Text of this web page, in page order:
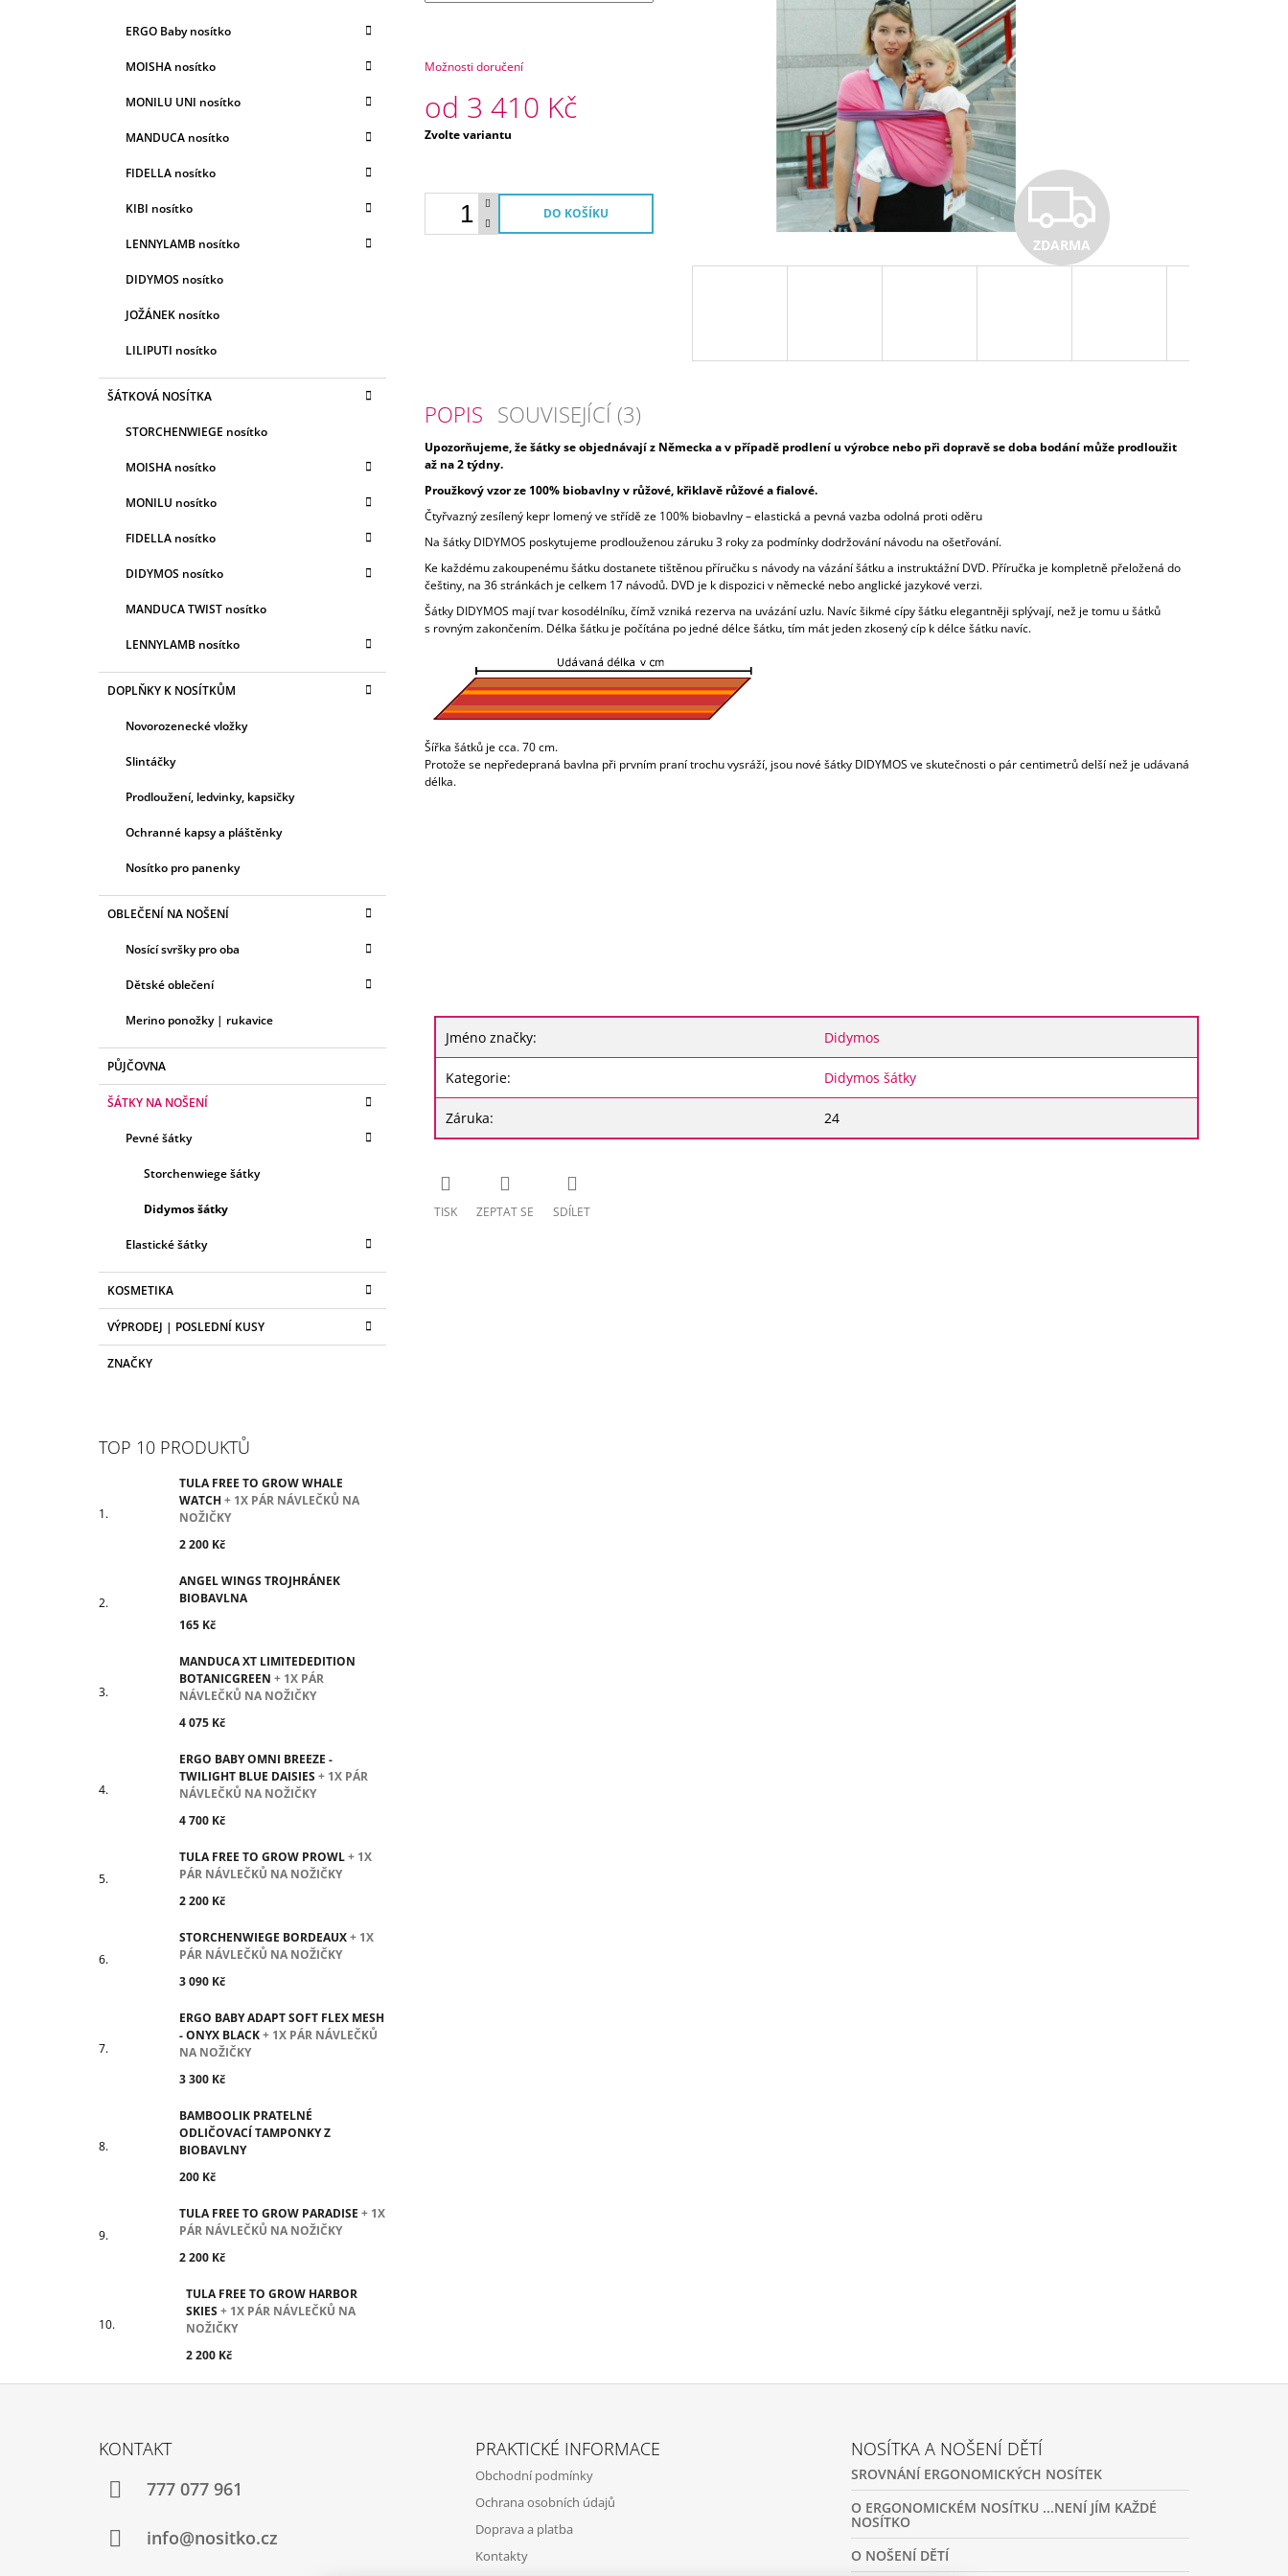
ERGO Baby nosítko
MOISHA nosítko
MONILU UNI nosítko
MANDUCA nosítko
FIDELLA nosítko
KIBI nosítko
LENNYLAMB nosítko
DIDYMOS nosítko
JOŽÁNEK nosítko
LILIPUTI nosítko
ŠÁTKOVÁ NOSÍTKA
STORCHENWIEGE nosítko
MOISHA nosítko
MONILU nosítko
FIDELLA nosítko
DIDYMOS nosítko
MANDUCA TWIST nosítko
LENNYLAMB nosítko
DOPLŇKY K NOSÍTKŮM
Novorozenecké vložky
Slintáčky
Prodloužení, ledvinky, kapsičky
Ochranné kapsy a pláštěnky
Nosítko pro panenky
OBLEČENÍ NA NOŠENÍ
Nosící svršky pro oba
Dětské oblečení
Merino ponožky | rukavice
PŮJČOVNA
ŠÁTKY NA NOŠENÍ
Pevné šátky
Storchenwiege šátky
Didymos šátky
Elastické šátky
KOSMETIKA
VÝPRODEJ | POSLEDNÍ KUSY
ZNAČKY
TOP 10 PRODUKTŮ
TULA FREE TO GROW WHALE
WATCH + 1X PÁR NÁVLEČKŮ NA
NOŽIČKY
2 200 Kč
ANGEL WINGS TROJHRÁNEK
BIOBAVLNA
165 Kč
MANDUCA XT LIMITEDEDITION
BOTANICGREEN + 1X PÁR
NÁVLEČKŮ NA NOŽIČKY
4 075 Kč
ERGO BABY OMNI BREEZE -
TWILIGHT BLUE DAISIES+ 1X PÁR
NÁVLEČKŮ NA NOŽIČKY
4 700 Kč
TULA FREE TO GROW PROWL+ 1X
PÁR NÁVLEČKŮ NA NOŽIČKY
2 200 Kč
STORCHENWIEGE BORDEAUX+ 1X
PÁR NÁVLEČKŮ NA NOŽIČKY
3 090 Kč
ERGO BABY ADAPT SOFT FLEX MESH
- ONYX BLACK+ 1X PÁR NÁVLEČKŮ
NA NOŽIČKY
3 300 Kč
BAMBOOLIK PRATELNÉ
ODLIČOVACÍ TAMPONKY Z
BIOBAVLNY
200 Kč
TULA FREE TO GROW PARADISE + 1X
PÁR NÁVLEČKŮ NA NOŽIČKY
2 200 Kč
TULA FREE TO GROW HARBOR
SKIES+ 1X PÁR NÁVLEČKŮ NA
NOŽIČKY
2 200 Kč
Z
D
M
ZDARMA
Možnosti doručení
od 3 410 Kč
Měrná
Zvolte variantu
DO KOŠÍKU
POPIS SOUVISEJÍCÍ (3)
Upozorňujeme, že šátky se objednávají z Německa a v případě prodlení u výrobce nebo při dopravě se doba bodání může prodloužit
až na 2 týdny.
Proužkový vzor ze 100% biobavlny v růžové, křiklavě růžové a fialové.
Čtyřvazný zesílený kepr lomený ve střídě ze 100% biobavlny – elastická a pevná vazba odolná proti oděru
Na šátky DIDYMOS poskytujeme prodlouženou záruku 3 roky za podmínky dodržování návodu na ošetřování.
Ke každému zakoupenému šátku dostanete tištěnou příručku s návody na vázání šátku a instruktážní DVD. Příručka je kompletně přeložená do
češtiny, na 36 stránkách je celkem 17 návodů. DVD je k dispozici v německé nebo anglické jazykové verzi.
Šátky DIDYMOS mají tvar kosodélníku, čímž vzniká rezerva na uvázání uzlu. Navíc šikmé cípy šátku elegantněji splývají, než je tomu u šátků
s rovným zakončením. Délka šátku je počítána po jedné délce šátku, tím mát jeden zkosený cíp k délce šátku navíc.
Šířka šátků je cca. 70 cm.
Protože se nepředepraná bavlna při prvním praní trochu vysráží, jsou nové šátky DIDYMOS ve skutečnosti o pár centimetrů delší než je udávaná
délka.
Jméno značky: Didymos
Kategorie: Didymos šátky
Záruka: 24
TISK ZEPTAT SE SDÍLET
KONTAKT
777 077 961
info@nositko.cz
PRAKTICKÉ INFORMACE
Obchodní podmínky
Ochrana osobních údajů
Doprava a platba
Kontakty
NOSÍTKA A NOŠENÍ DĚTÍ
SROVNÁNÍ ERGONOMICKÝCH NOSÍTEK
O ERGONOMICKÉM NOSÍTKU ...NENÍ JÍM KAŽDÉ
NOSÍTKO
O NOŠENÍ DĚTÍ